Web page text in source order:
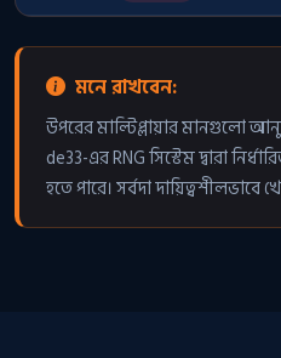
মনে রাখবেন:
উপরের মাল্টিপ্লায়ার মানগুলো
de33-এর RNG সিস্টেম দ্বারা
হতে পারে। সর্বদা দায়িত্বশীলভাবে